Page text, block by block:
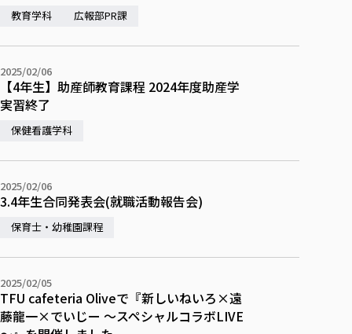
教育学科 広報部PR課
2025/02/06
【4年生】助産師教育課程 2024年度助産学
実習終了
保健看護学科
2025/02/06
3.4年生合同発表会(就職活動報告会)
保育士・幼稚園課程
2025/02/05
TFU cafeteria Oliveで『新しいねいろ×遠
藤龍一×でいじー ～スペシャルコラボLIVE